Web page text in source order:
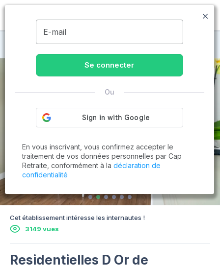
MENU
Maisons de retraite à Gradignan
Cet établissement intéresse les internautes !
3149 vues
Residentielles D Or de
E-mail
Se connecter
Ou
En vous inscrivant, vous confirmez accepter le
traitement de vos données personnelles par Cap
Retraite, conformément à la déclaration de
confidentialité